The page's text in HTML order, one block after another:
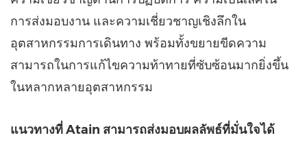
การส่งมอบงาน และความเชี่ยวชาญเชิงลึกใน
อุตสาหกรรมการเดินทาง พร้อมทั้งขยายขีดความ
สามารถในการแก้ไขความท้าทายที่ซับซ้อนมากยิ่งขึ้น
ในหลากหลายอุตสาหกรรม
แนวทางที่Atain สามารถส่งมอบผลลัพธ์ที่มั่นใจได้